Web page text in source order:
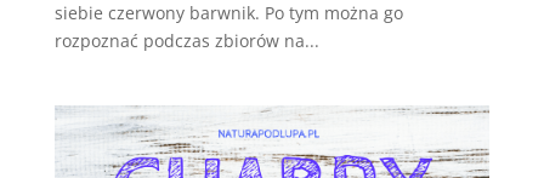
siebie czerwony barwnik. Po tym można go
rozpoznać podczas zbiorów na...